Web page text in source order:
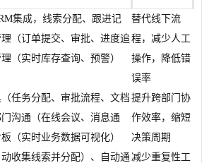
集成，线索分配、跟进记
（订单提交、审批、进度追
（实时库存查询、预警）
替代线下流
程，减少人工
操作，降低错
误率
任务分配、审批流程、文档
沟通（在线会议、消息通
（实时业务数据可视化）
提升跨部门协
作效率，缩短
决策周期
收集线索并分配）、自动通 减少重复性工